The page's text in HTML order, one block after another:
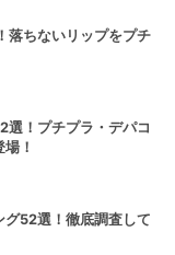
落ちないリップをプチ
選！プチプラ・デパコ
！
グ52選！徹底調査して